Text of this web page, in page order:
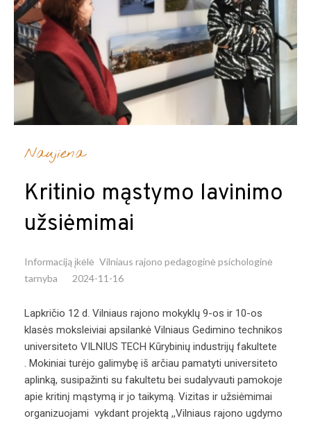
Naujiena
Kritinio mąstymo lavinimo
užsiėmimai
Informaciją įkėlė Vilniaus rajono pedagoginė psichologinė
tarnyba
2024-11-16
Lapkričio 12 d. Vilniaus rajono mokyklų 9-os ir 10-os
klasės moksleiviai apsilankė Vilniaus Gedimino technikos
universiteto VILNIUS TECH Kūrybinių industrijų fakultete
. Mokiniai turėjo galimybę iš arčiau pamatyti universiteto
aplinką, susipažinti su fakultetu bei sudalyvauti pamokoje
apie kritinį mąstymą ir jo taikymą. Vizitas ir užsiėmimai
organizuojami vykdant projektą ,,Vilniaus rajono ugdymo